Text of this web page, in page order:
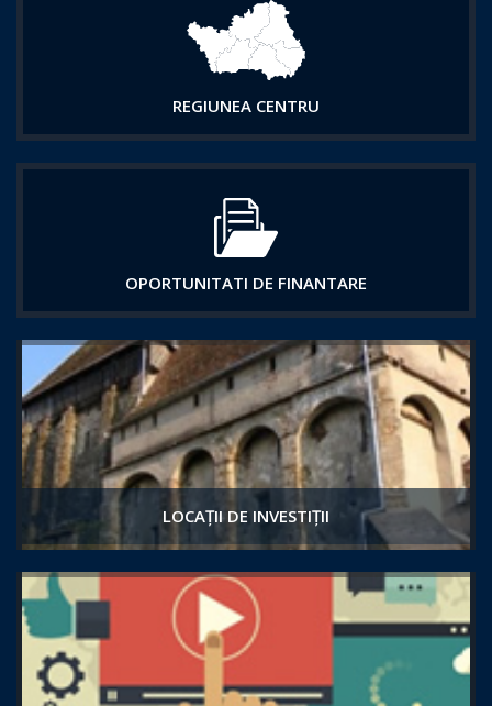
REGIUNEA CENTRU
OPORTUNITATI DE FINANTARE
LOCAȚII DE INVESTIȚII